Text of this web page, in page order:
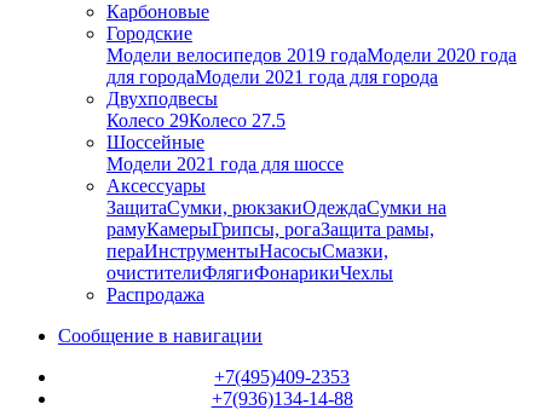
Карбоновые
Городские
Модели велосипедов 2019 годаМодели 2020 года
для городаМодели 2021 года для города
Двухподвесы
Колесо 29Колесо 27.5
Шоссейные
Модели 2021 года для шоссе
Аксессуары
ЗащитаСумки, рюкзакиОдеждаСумки на
рамуКамерыГрипсы, рогаЗащита рамы,
пераИнструментыНасосыСмазки,
очистителиФлягиФонарикиЧехлы
Распродажа
Сообщение в навигации
+7(495)409-2353
+7(936)134-14-88